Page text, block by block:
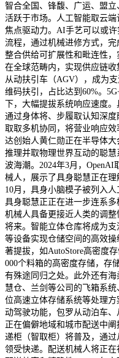
智合全国、锋馥、广运、盟
活跃于市场。人工智能取云
焦点驱动力。AI手艺可以或
流程，通过机械进修方式，
整合供给可扩展性和毗连性
在全球范畴内，实现供应链
从动扶引车（AGV），成为
维码扶引，占比达到60%。
下，大幅提拔系统响应速度
通过身体将、步履取认知深
取取多机协同，将营业响应
达创始人黄仁勋正在半导体大
推理并取物理世界互动的聪
波海潮。2024年3月，OpenAI
械人，展示了具身聪慧正在
10月，具身小脑模子被列入
具身聪慧正正在进一步连系
机械人具备更接近人类的调
将来。智能立体仓库将成为
等设备实现仓储空间的高效
著提拔，如AutoStore高密度
000个料箱的高密度存储，存
有殊途同归之处。此外还有海
慧仓、兰剑等公司的飞箱系
位高速立体存储系统等处理
动驾驶功能，包罗从动泊车
正在偏僻地域和城市配送中
递柜（智取柜）将普及，通
领受快递。配送机械人将正